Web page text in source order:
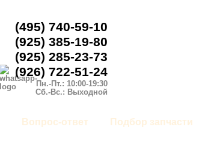
(495) 740-59-10
(925) 385-19-80
(925) 285-23-73
(926) 722-51-24
Пн.-Пт.: 10:00-19:30
Сб.-Вс.: Выходной
Вопрос-ответ Подбор запчасти